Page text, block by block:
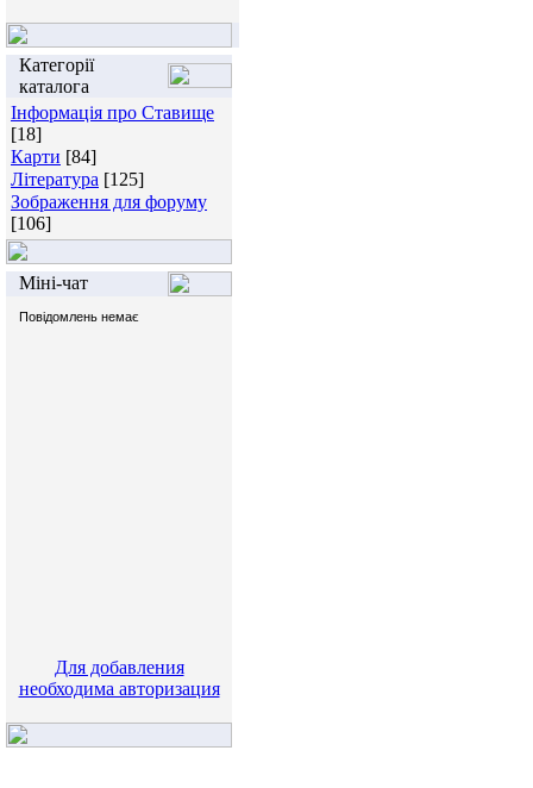
Категорії
каталога
Інформація про Ставище
[18]
Карти [84]
Література [125]
Зображення для форуму
[106]
Міні-чат
Для добавления
необходима авторизация